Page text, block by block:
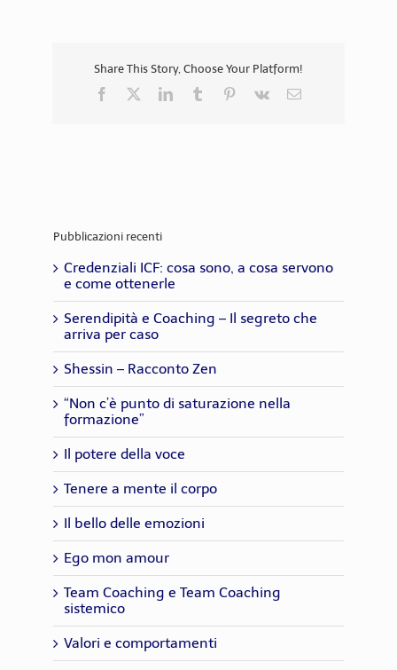
Share This Story, Choose Your Platform!
Facebook LinkedInTumblr Pinterest
Vk Email
Pubblicazioni recenti
Credenziali ICF: cosa sono, a cosa servono
e come ottenerle
Serendipità e Coaching – Il segreto che
arriva per caso
Shessin – Racconto Zen
“Non c’è punto di saturazione nella
formazione”
Il potere della voce
Tenere a mente il corpo
Il bello delle emozioni
Ego mon amour
Team Coaching e Team Coaching
sistemico
Valori e comportamenti